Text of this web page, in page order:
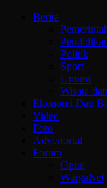
Berita
Politik
Sport
Umum
Wisata
Ekonomi Dan
Video
Foto
Advertorial
Forum
Opini
WargaNet